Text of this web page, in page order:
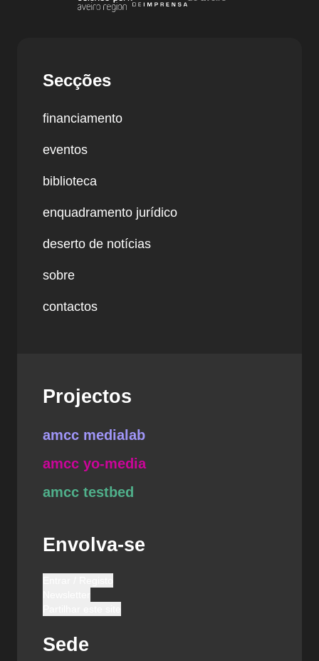
Secções
financiamento
eventos
biblioteca
enquadramento jurídico
deserto de notícias
sobre
contactos
Projectos
amcc medialab
amcc yo-media
amcc testbed
Envolva-se
Sede